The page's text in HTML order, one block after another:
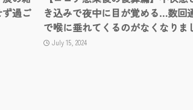
過ご
き込みで夜中に目が覚める…数回
で喉に垂れてくるのがなくなりま
July 15, 2024